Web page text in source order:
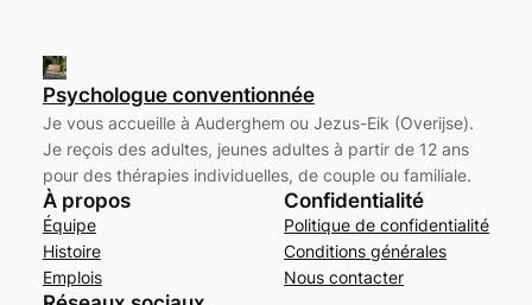
Psychologue conventionnée
Je vous accueille à Auderghem ou Jezus-Eik (Overijse).
Je reçois des adultes, jeunes adultes à partir de 12 ans
pour des thérapies individuelles, de couple ou familiale.
À propos
Équipe
Histoire
Emplois
Confidentialité
Politique de confidentialité
Conditions générales
Nous contacter